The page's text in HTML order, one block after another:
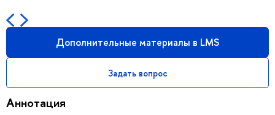
Дополнительные материалы в LMS
Задать вопрос
Аннотация